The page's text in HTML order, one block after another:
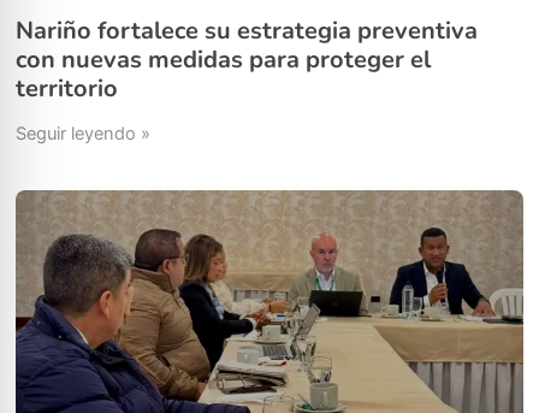
Nariño fortalece su estrategia preventiva
con nuevas medidas para proteger el
territorio
Seguir leyendo »